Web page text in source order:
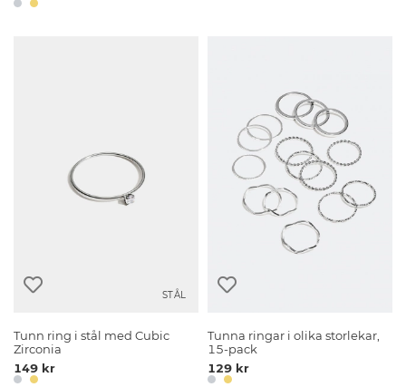
STÅL
Tunn ring i stål med Cubic
Zirconia
149 kr
Tunna ringar i olika storlekar,
15-pack
129 kr